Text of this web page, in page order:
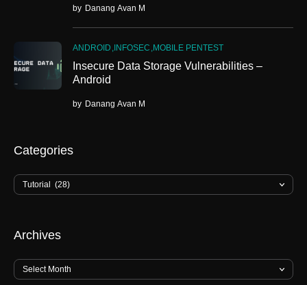
by Danang Avan M
ANDROID INFOSEC MOBILE PENTEST
Insecure Data Storage Vulnerabilities –
Android
by Danang Avan M
Categories
Archives